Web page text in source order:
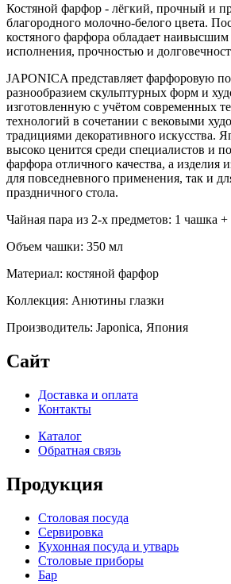
Костяной фарфор - лёгкий, прочный и
благородного молочно-белого цвета.
костяного фарфора обладает наивысшим
исполнения, прочностью и
JAPONICA представляет фарфоровую
разнообразием скульптурных форм и
изготовленную с учётом современных
технологий в сочетании с вековыми
традициями декоративного искусства.
высоко ценится среди специалистов и
фарфора отличного качества, а изделия
для повседневного применения, так и
праздничного стола.
Чайная пара из 2-х предметов: 1 чашка
Объем чашки: 350 мл
Материал: костяной фарфор
Коллекция: Анютины глазки
Производитель: Japonica, Япония
Сайт
Доставка и оплата
Контакты
Каталог
Обратная связь
Продукция
Столовая посуда
Сервировка
Кухонная посуда и утварь
Столовые приборы
Бар